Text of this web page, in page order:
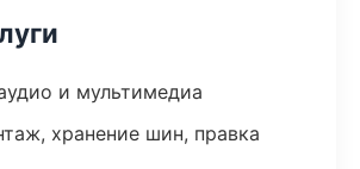
и мультимедиа
хранение шин, правка